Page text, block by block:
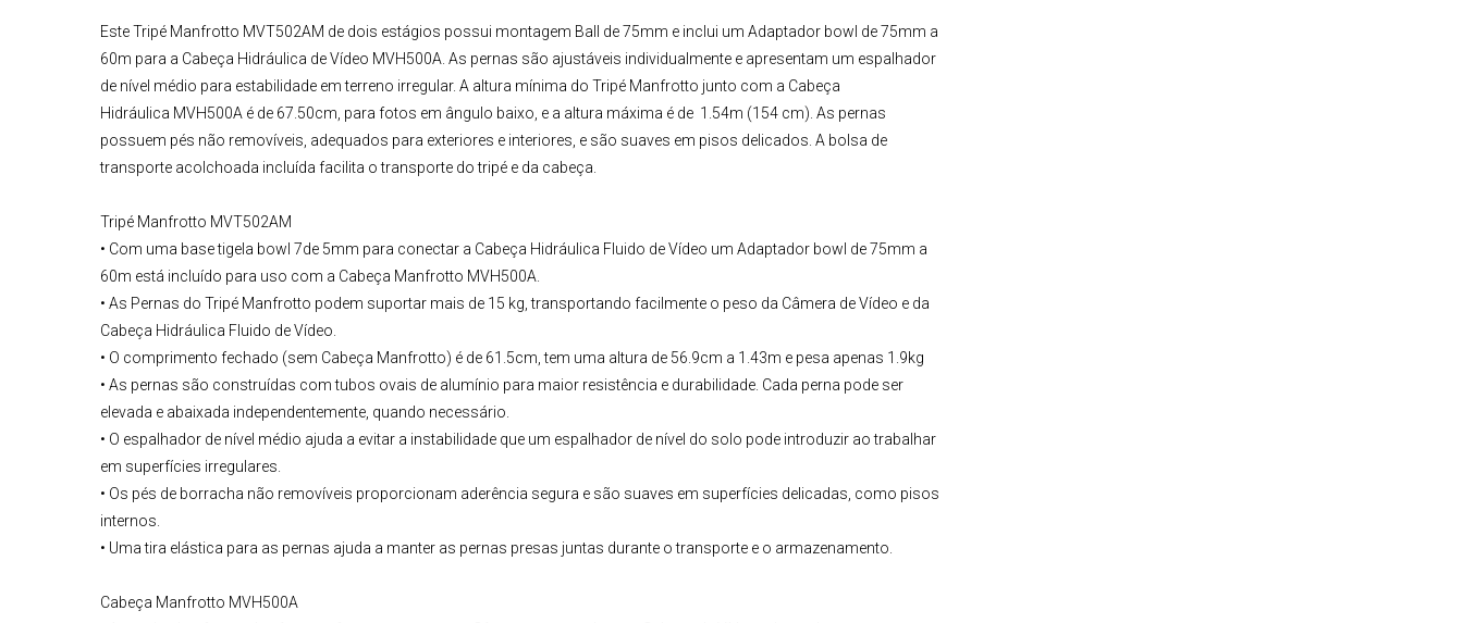
EsteTripé Manfrotto MVT502AM de dois estágios possui montagem Ball de 75mm e inclui um Adaptador bowl de 75mm a
60m para a Cabeça Hidráulica de Vídeo MVH500A . As pernas são ajustáveis individualmente e apresentam um espalhador
de nível médio para estabilidade em terreno irregular. A altura mínima do Tripé Manfrotto junto com a Cabeça
Hidráulica MVH500A é de 67.50cm, para fotos em ângulo baixo, e a altura máxima é de 1.54m (154 cm). As pernas
possuem pés não removíveis, adequados para exteriores e interiores, e são suaves em pisos delicados. A bolsa de
transporte acolchoada incluída facilita o transporte do tripé e da cabeça.
Tripé Manfrotto MVT502AM
• Com uma base tigela bowl 7de 5mm para conectar a Cabeça Hidráulica Fluido de Vídeo um Adaptador bowl de 75mm a
60m está incluído para uso com a Cabeça Manfrotto MVH500A
• As Pernas do Tripé Manfrotto podem suportar mais de 15 kg, transportando facilmente o peso da Câmera de Vídeo e da
Cabeça Hidráulica Fluido de Vídeo.
• O comprimento fechado (sem Cabeça Manfrotto) é de 61.5cm, tem uma altura de 56.9cm a 1.43m e pesa apenas 1.9kg
• As pernas são construídas com tubos ovais de alumínio para maior resistência e durabilidade. Cada perna pode ser
elevada e abaixada independentemente, quando necessário.
• O espalhador de nível médio ajuda a evitar a instabilidade que um espalhador de nível do solo pode introduzir ao trabalhar
em superfícies irregulares.
• Os pés de borracha não removíveis proporcionam aderência segura e são suaves em superfícies delicadas, como pisos
internos.
• Uma tira elástica para as pernas ajuda a manter as pernas presas juntas durante o transporte e o armazenamento.
Cabeça Manfrotto MVH500A